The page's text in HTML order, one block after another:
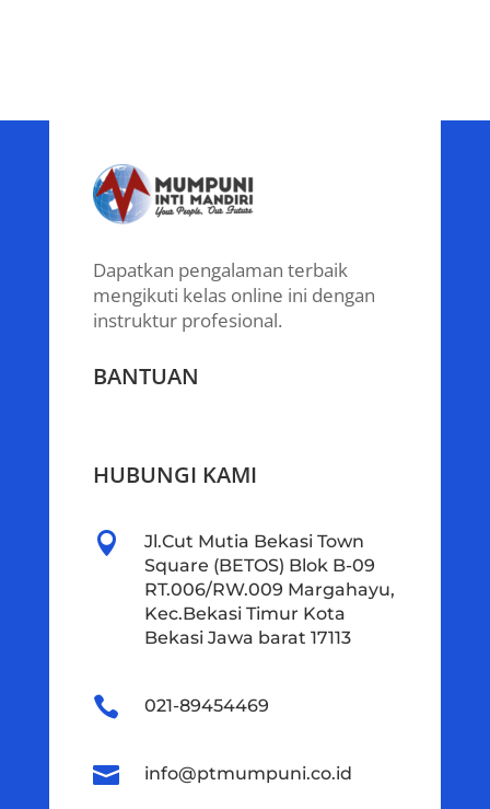
Dapatkan pengalaman terbaik
mengikuti kelas online ini dengan
instruktur profesional.
BANTUAN
HUBUNGI KAMI

Jl.Cut Mutia Bekasi Town
Square (BETOS) Blok B-09
RT.006/RW.009 Margahayu,
Kec.Bekasi Timur Kota
Bekasi Jawa barat 17113
 021-89454469
 info@ptmumpuni.co.id